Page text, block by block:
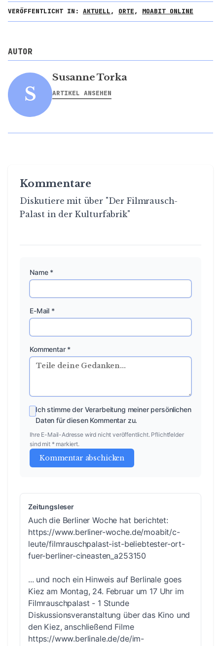
VERÖFFENTLICHT IN: AKTUELL, ORTE, MOABIT ONLINE
AUTOR
S
Susanne Torka
ARTIKEL ANSEHEN
Kommentare
Diskutiere mit über "Der Filmrausch-
Palast in der Kulturfabrik"
Name *
E-Mail *
Kommentar *
Ich stimme der Verarbeitung meiner persönlichen
Daten für diesen Kommentar zu.
Ihre E-Mail-Adresse wird nicht veröffentlicht. Pflichtfelder
sind mit * markiert.
Kommentar abschicken
Zeitungsleser
Auch die Berliner Woche hat berichtet:
https://www.berliner-woche.de/moabit/c-
leute/filmrauschpalast-ist-beliebtester-ort-
fuer-berliner-cineasten_a253150
... und noch ein Hinweis auf Berlinale goes
Kiez am Montag, 24. Februar um 17 Uhr im
Filmrauschpalast - 1 Stunde
Diskussionsveranstaltung über das Kino und
den Kiez, anschließend Filme
https://www.berlinale.de/de/im-